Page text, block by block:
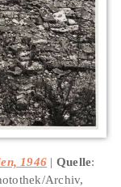
1946 Quelle:
Archiv,